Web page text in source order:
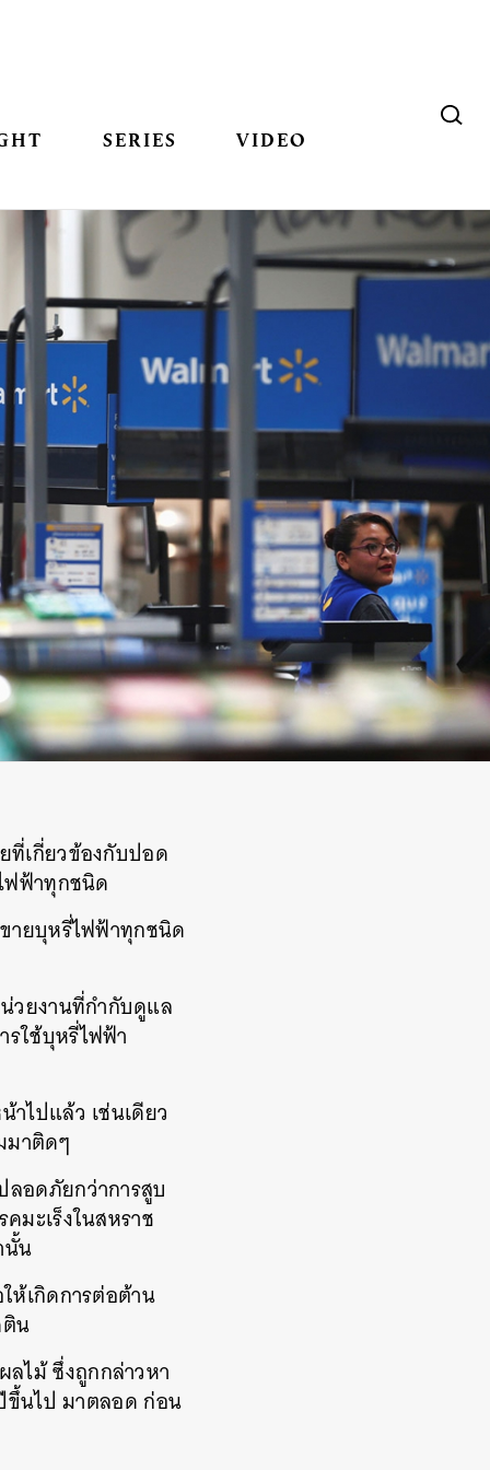
SERIES VIDEO
ที่เกี่ยวข้องกับปอด
ฟฟ้าทุกชนิด
ายบุหรี่ไฟฟ้าทุกชนิด
วยงานที่กำกับดูแล
ใช้บุหรี่ไฟฟ้า
ไปแล้ว เช่นเดียว
มาติดๆ
ลอดภัยกว่าการสูบ
มะเร็งในสหราช
นั้น
ห้เกิดการต่อต้าน
น
ไม้ ซึ่งถูกกล่าวหา
ขึ้นไป มาตลอด ก่อน